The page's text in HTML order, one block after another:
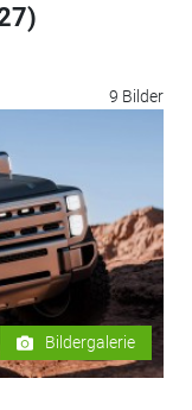
9 Bilder
Bildergalerie